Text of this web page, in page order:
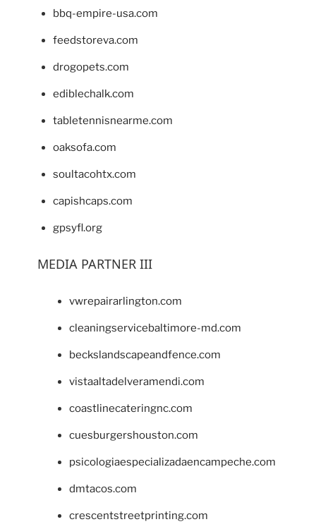
bbq-empire-usa.com
feedstoreva.com
drogopets.com
ediblechalk.com
tabletennisnearme.com
oaksofa.com
soultacohtx.com
capishcaps.com
gpsyfl.org
MEDIA PARTNER III
vwrepairarlington.com
cleaningservicebaltimore-md.com
beckslandscapeandfence.com
vistaaltadelveramendi.com
coastlinecateringnc.com
cuesburgershouston.com
psicologiaespecializadaencampeche.com
dmtacos.com
crescentstreetprinting.com